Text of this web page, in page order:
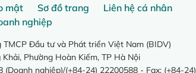
mật Sơ đồ trang
Liên hệ cá nhân
nghiệp
Đầu tư và Phát triển Việt Nam (BIDV)
Phường Hoàn Kiếm, TP Hà Nội
nghiệp)/(+84-24) 22200588 - Fax: (+84-24)